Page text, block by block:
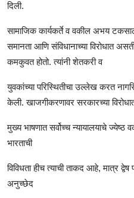
दिली.
सामाजिक कार्यकर्ते व वकील अभय
समानता आणि संविधानाच्या विरोधात
कमकुवत होतो. त्यांनी शेतकरी व
युवकांच्या परिस्थितीचा उल्लेख करत
केली. खाजगीकरणावर सरकारच्या
मुख्य भाषणात सर्वोच्च न्यायालयाचे
भारताची
विविधता हीच त्याची ताकद आहे, मात्र
अनुच्छेद